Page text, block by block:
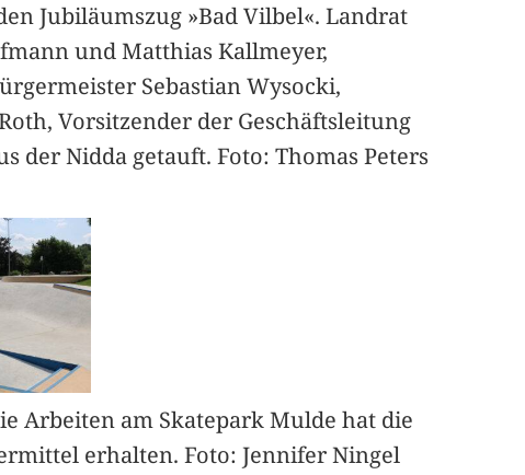
Jubiläumszug »Bad Vilbel«. Landrat
und Matthias Kallmeyer,
Sebastian Wysocki,
Vorsitzender der Geschäftsleitung
der Nidda getauft. Foto: Thomas Peters
Arbeiten am Skatepark Mulde hat die
erhalten. Foto: Jennifer Ningel